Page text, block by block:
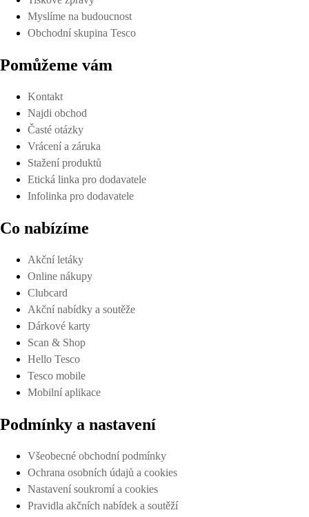
Myslíme na budoucnost
Obchodní skupina Tesco
Pomůžeme vám
Kontakt
Najdi obchod
Časté otázky
Vrácení a záruka
Stažení produktů
Etická linka pro dodavatele
Infolinka pro dodavatele
Co nabízíme
Akční letáky
Online nákupy
Clubcard
Akční nabídky a soutěže
Dárkové karty
Scan & Shop
Hello Tesco
Tesco mobile
Mobilní aplikace
Podmínky a nastavení
Všeobecné obchodní podmínky
Ochrana osobních údajů a cookies
Nastavení soukromí a cookies
Pravidla akčních nabídek a soutěží